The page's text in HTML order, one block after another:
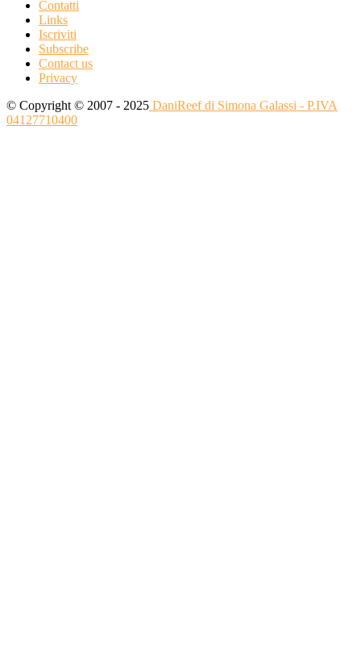
Contatti
Links
Iscriviti
Subscribe
Contact us
Privacy
© Copyright © 2007 - 2025 DaniReef di Simona Galassi - P.IVA
04127710400